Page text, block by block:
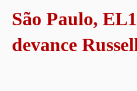
São Paulo,
devance